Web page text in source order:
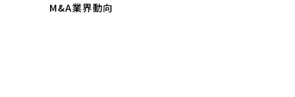
純資産法(コストアプローチ)
赤字・債務超過会社の買収制限
M&A業界動向